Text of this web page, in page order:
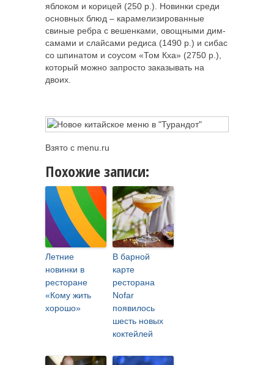
яблоком и корицей (250 р.). Новинки среди
основных блюд – карамелизированные
свиные ребра с вешенками, овощными дим-
самами и слайсами редиса (1490 р.) и сибас
со шпинатом и соусом «Том Кха» (2750 р.),
который можно запросто заказывать на
двоих.
Взято с menu.ru
Похожие записи:
Летние
новинки в
ресторане
«Кому жить
хорошо»
В барной
карте
ресторана
Nofar
появилось
шесть новых
коктейлей